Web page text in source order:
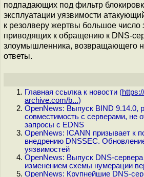
подпадающих под фильтр
эксплуатации уязвимости
к резолверу жертвы большое число
приводящих к обращению к DNS-
злоумышленника, возвращающего
ответы.
Главная ссылка к новости (
archive.com/b...)
OpenNews: Выпуск BIND 9.14.0,
совместимость с серверами, не
запросы с EDNS
OpenNews: ICANN призывает к
внедрению DNSSEC.
уязвимостей
OpenNews: Выпуск DNS-
изменением схемы нумерации
OpenNews: Крупнейшие DNS-